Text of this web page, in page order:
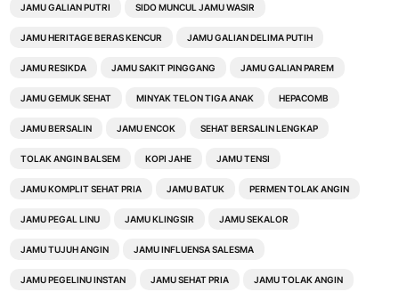
JAMU GALIAN PUTRI SIDO MUNCUL JAMU WASIR
JAMU HERITAGE BERAS KENCUR JAMU GALIAN DELIMA PUTIH
JAMU RESIKDA JAMU SAKIT PINGGANG JAMU GALIAN PAREM
JAMU GEMUK SEHAT MINYAK TELON TIGA ANAK HEPACOMB
JAMU BERSALIN JAMU ENCOK SEHAT BERSALIN LENGKAP
TOLAK ANGIN BALSEM KOPI JAHE JAMU TENSI
JAMU KOMPLIT SEHAT PRIA JAMU BATUK PERMEN TOLAK ANGIN
JAMU PEGAL LINU JAMU KLINGSIR JAMU SEKALOR
JAMU TUJUH ANGIN JAMU INFLUENSA SALESMA
JAMU PEGELINU INSTAN JAMU SEHAT PRIA JAMU TOLAK ANGIN